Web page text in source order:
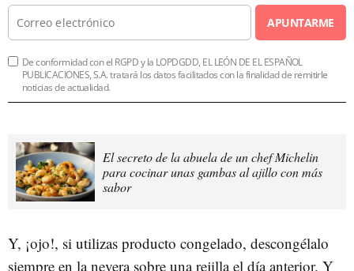
APUNTARME
De conformidad con el RGPD y la LOPDGDD, EL LEÓN DE EL ESPAÑOL
PUBLICACIONES, S.A. tratará los datos facilitados con la finalidad de remitirle
noticias de actualidad.
El secreto de la abuela de un chef Michelin
para cocinar unas gambas al ajillo con más
sabor
Y, ¡ojo!, si utilizas producto congelado, descongélalo
siempre en la nevera sobre una rejilla el día anterior. Y